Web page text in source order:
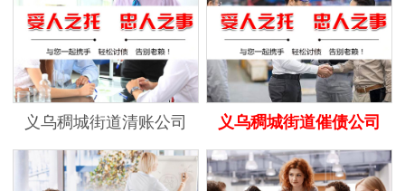
义乌稠城街道清账公司 义乌稠城街道催债公司